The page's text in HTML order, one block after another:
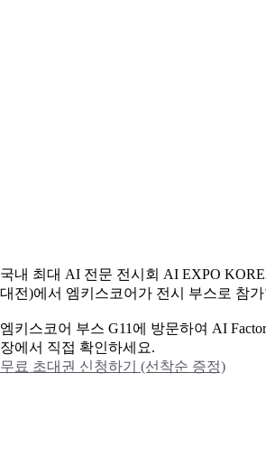
국내 최대 AI 전문 전시회 AI EXPO
대전)에서 엠키스코어가 전시 부스로 참
엠키스코어 부스 G11에 방문하여 AI
장에서 직접 확인하세요.
무료 초대권 신청하기 (선착순 증정)